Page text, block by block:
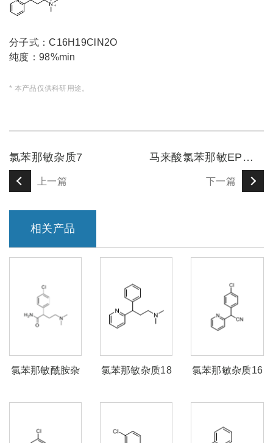
分子式：C16H19ClN2O
纯度：98%min
* 本产品仅供科研用途。
氯苯那敏杂质7
上一篇
马来酸氯苯那敏EP杂质D
下一篇
相关产品
氯苯那敏酰胺杂
氯苯那敏杂质18 氯苯那敏杂质16